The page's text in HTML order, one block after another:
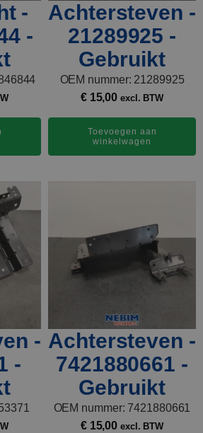
-
-
Achtersteven -
21289925 -
Gebruikt
OEM nummer: 21289925
€15,00 excl. BTW
Toevoegen aan
winkelwagen
-
-
Achtersteven -
7421880661 -
Gebruikt
OEM nummer: 7421880661
€15,00 excl. BTW